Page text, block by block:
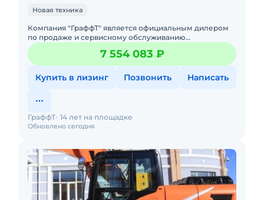
Новая техника
Компания "ГраффТ" является официальным дилером
по продаже и сервисному обслуживанию
экскаваторов Lonking.Предлагаем вам Гусеничный
экскаватор Lonking CDM6135и д
7 554 083 ₽
Купить в лизинг Позвонить Написать
Обновлено сегодня
ГраффТ 14 лет на площадке